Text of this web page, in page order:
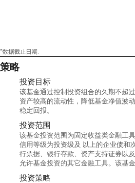
*数据截止日期:
策略
投资目标
该基金通过控制投资组合的久期不超
资产较高的流动性，降低基金净值波
稳定回报。
投资范围
该基金投资范围为固定收益类金融工
信用等级为投资级及 以上的企业债和
行票据、银行存款、资产支持证券以
允许基金投资的其它金融工具。该基
投资策略